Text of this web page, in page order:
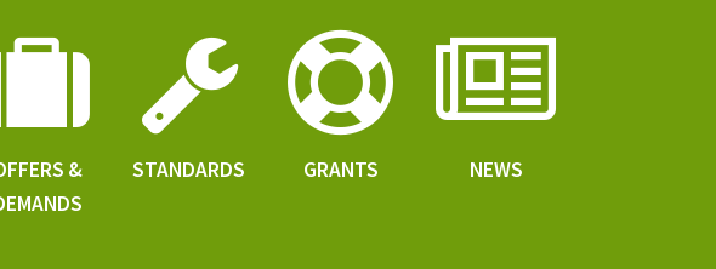
&
STANDARDS GRANTS NEWS